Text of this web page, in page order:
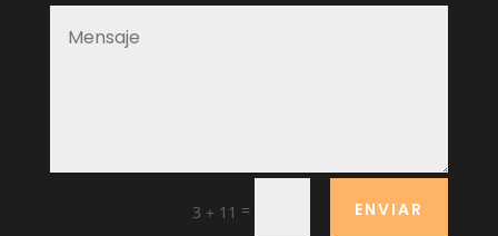
3 + 11 = ENVIAR